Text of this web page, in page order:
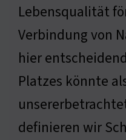
Lebensqualität
Verbindung von
hier
Platzes könnte
definieren wir